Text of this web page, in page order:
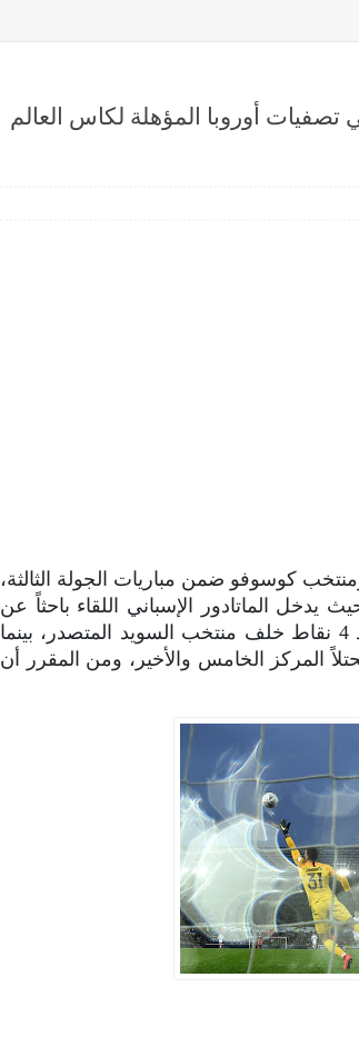
أوروبا المؤهلة لكاس العالم
كوسوفو ضمن مباريات الجولة الثالثة،
أوروبا المؤهلة لكاس العالم بقطر 2022، حيث يدخل الماتادور الإسباني اللقاء باحثاً عن
الثلاث نقاط، ويحتل منتخب إسبانيا المركز الثاني برصيد 4 نقاط خلف منتخب السويد المتصدر، بينما
المركز الخامس والأخير، ومن المقرر أن